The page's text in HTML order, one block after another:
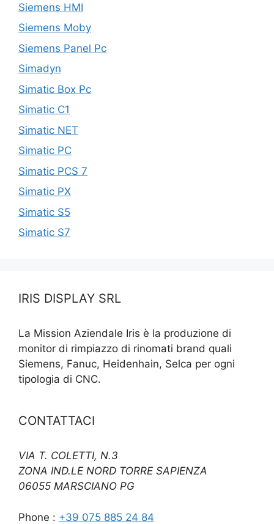
Siemens HMI
Siemens Moby
Siemens Panel Pc
Simadyn
Simatic Box Pc
Simatic C1
Simatic NET
Simatic PC
Simatic PCS 7
Simatic PX
Simatic S5
Simatic S7
IRIS DISPLAY SRL
La Mission Aziendale Iris è la produzione di
monitor di rimpiazzo di rinomati brand quali
Siemens, Fanuc, Heidenhain, Selca per ogni
tipologia di CNC.
CONTATTACI
VIA T. COLETTI, N.3
ZONA IND.LE NORD TORRE SAPIENZA
06055 MARSCIANO PG
Phone : +39 075 885 24 84